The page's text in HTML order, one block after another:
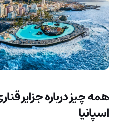
همه چیز درباره جزایر
اسپانیا